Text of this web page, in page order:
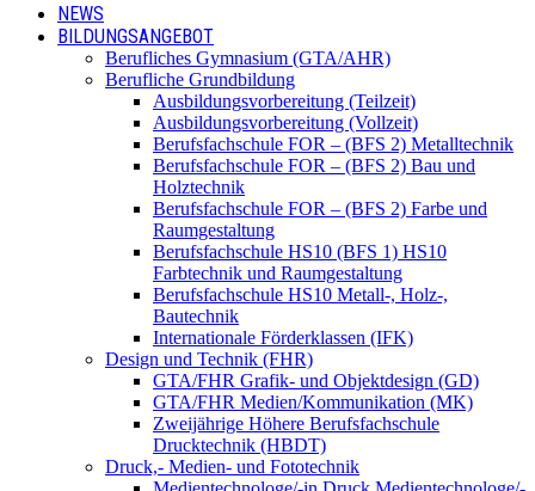
NEWS
BILDUNGSANGEBOT
Berufliches Gymnasium (GTA/AHR)
Berufliche Grundbildung
Ausbildungsvorbereitung (Teilzeit)
Ausbildungsvorbereitung (Vollzeit)
Berufsfachschule FOR – (BFS 2) Metalltechnik
Berufsfachschule FOR – (BFS 2) Bau und
Holztechnik
Berufsfachschule FOR – (BFS 2) Farbe und
Raumgestaltung
Berufsfachschule HS10 (BFS 1) HS10
Farbtechnik und Raumgestaltung
Berufsfachschule HS10 Metall-, Holz-,
Bautechnik
Internationale Förderklassen (IFK)
Design und Technik (FHR)
GTA/FHR Grafik- und Objektdesign (GD)
GTA/FHR Medien/Kommunikation (MK)
Zweijährige Höhere Berufsfachschule
Drucktechnik (HBDT)
Druck,- Medien- und Fototechnik